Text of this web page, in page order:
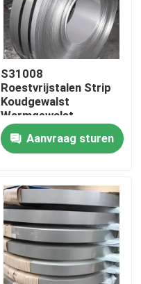
S31008
Roestvrijstalen Strip
Koudgewalst
Warmgewalst
Aangepaste Maat 8K
4K Oppervlak
Slijtvastheid
Aanvraag sturen